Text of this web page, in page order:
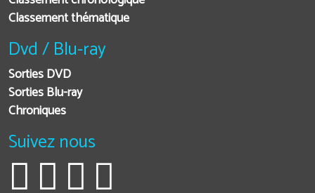
Classement thématique
Dvd / Blu-ray
Sorties DVD
Sorties Blu-ray
Chroniques
Suivez nous